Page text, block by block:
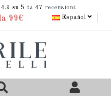
4.9 su 5 da 47 recensioni.
99€ Español